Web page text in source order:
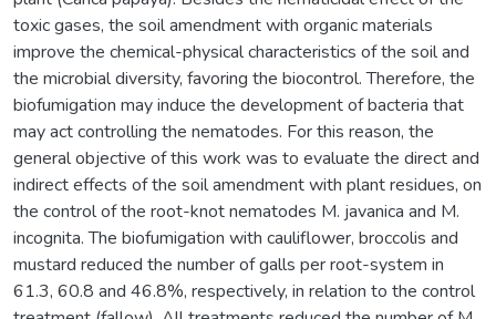
toxic gases, the soil amendment with organic materials
improve the chemical-physical characteristics of the soil and
the microbial diversity, favoring the biocontrol. Therefore, the
biofumigation may induce the development of bacteria that
may act controlling the nematodes. For this reason, the
general objective of this work was to evaluate the direct and
indirect effects of the soil amendment with plant residues, on
the control of the root-knot nematodes M. javanica and M.
incognita. The biofumigation with cauliflower, broccolis and
mustard reduced the number of galls per root-system in
61.3, 60.8 and 46.8%, respectively, in relation to the control